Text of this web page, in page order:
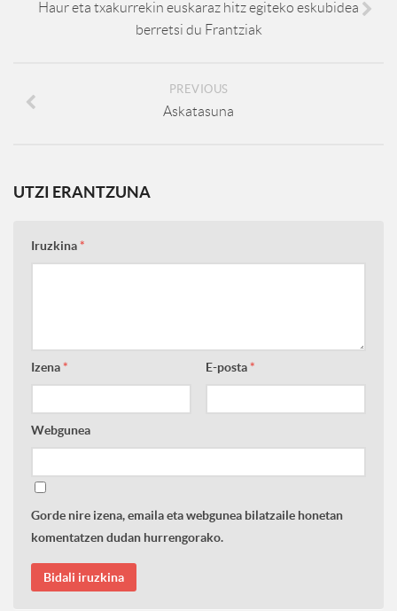
Haur eta txakurrekin euskaraz hitz egiteko eskubidea
berretsi du Frantziak
PREVIOUS
Askatasuna
UTZI ERANTZUNA
Iruzkina*
Izena* E-posta*
Webgunea
Gorde nire izena, emaila eta webgunea bilatzaile honetan
komentatzen dudan hurrengorako.